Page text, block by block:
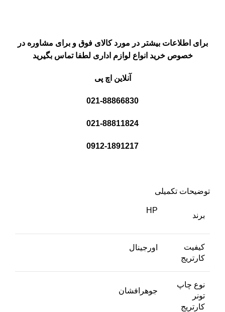
برای اطلاعات بیشتر در مورد کالای فوق و برای مشاوره در
خصوص خرید انواع لوازم اداری لطفا تماس بگیرید
آنلاین اچ پی
021-88866830
021-88811824
0912-1891217
توضیحات تکمیلی
برند
HP
کیفیت
کارتریج
اورجینال
نوع چاپ
تونر
کارتریج
جوهرافشان